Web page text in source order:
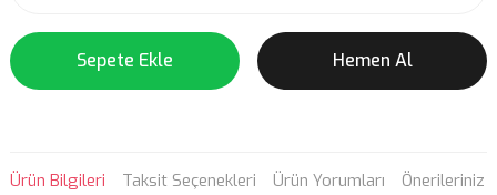
Sepete Ekle Hemen Al
Ürün Bilgileri Taksit Seçenekleri Ürün Yorumları Önerileriniz